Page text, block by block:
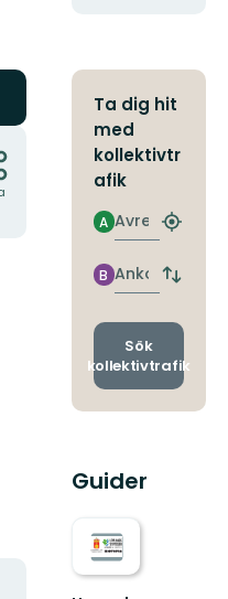
Ta dig hit
med
kollektivtr
afik
Avresa
A
Hitta
Ankomst
B
Byt
och
Sök
kollektivtrafik
Guider